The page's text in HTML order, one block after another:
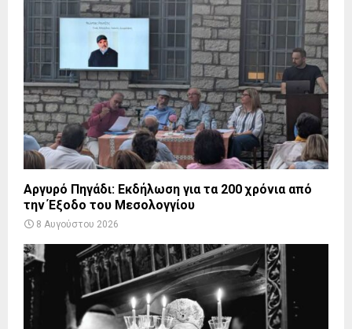
Αργυρό Πηγάδι: Εκδήλωση για τα 200 χρόνια από
την Έξοδο του Μεσολογγίου
8 Αυγούστου 2026